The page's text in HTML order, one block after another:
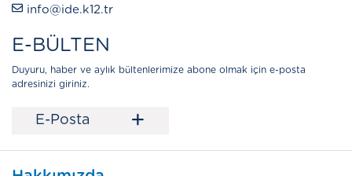
info@ide.k12.tr
E-BÜLTEN
Duyuru, haber ve aylık bültenlerimize abone olmak için e-posta
adresinizi giriniz.
E-Posta +